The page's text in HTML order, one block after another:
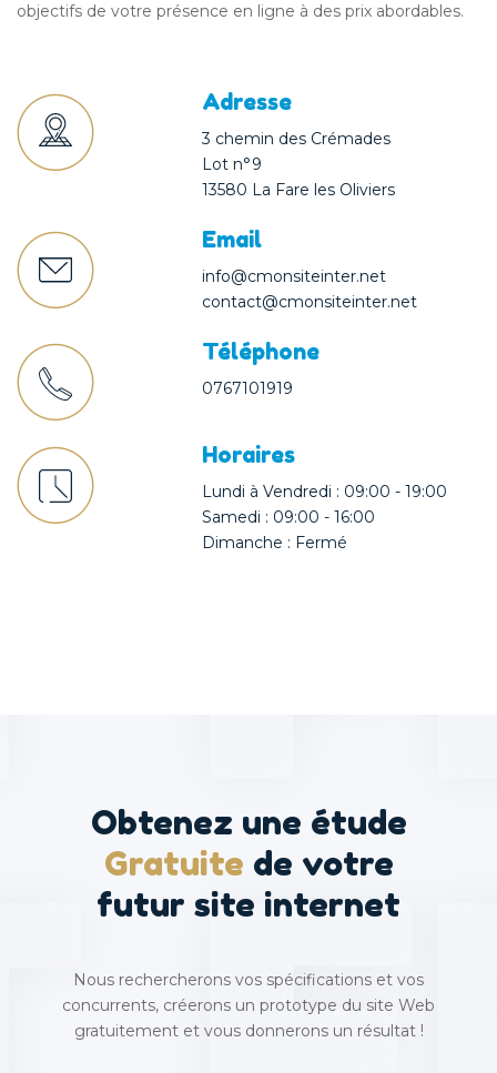
objectifs de votre présence en ligne à des prix abordables.
Adresse
3 chemin des Crémades
Lot n°9
13580 La Fare les Oliviers
Email
info@cmonsiteinter.net
contact@cmonsiteinter.net
Téléphone
0767101919
Horaires
Lundi à Vendredi : 09:00 - 19:00
Samedi : 09:00 - 16:00
Dimanche : Fermé
Obtenez une étude
Gratuite de votre
futur site internet
Nous rechercherons vos spécifications et vos
concurrents, créerons un prototype du site Web
gratuitement et vous donnerons un résultat !